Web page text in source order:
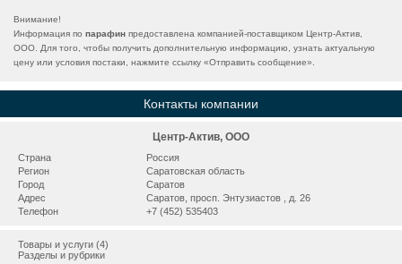
Внимание!
Информация по парафин предоставлена компанией-поставщиком Центр-Актив,
ООО. Для того, чтобы получить дополнительную информацию, узнать актуальную
цену или условия постаки, нажмите ссылку «Отправить сообщение».
Контакты компании
Центр-Актив, ООО
Страна
Россия
Регион
Саратовская область
Город
Саратов
Адрес
Саратов, просп. Энтузиастов , д. 26
Телефон
+7 (452) 535403
Товары и услуги (4)
Разделы и рубрики